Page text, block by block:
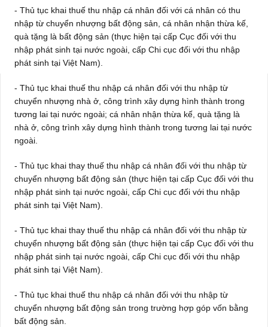
- Thủ tục khai thuế thu nhập cá nhân đối với cá nhân có thu
nhập từ chuyển nhượng bất động sản, cá nhân nhận thừa kế,
quà tặng là bất động sản (thực hiện tại cấp Cục đối với thu
nhập phát sinh tại nước ngoài, cấp Chi cục đối với thu nhập
phát sinh tại Việt Nam).
- Thủ tục khai thuế thu nhập cá nhân đối với thu nhập từ
chuyển nhượng nhà ở, công trình xây dựng hình thành trong
tương lai tại nước ngoài; cá nhân nhận thừa kế, quà tặng là
nhà ở, công trình xây dựng hình thành trong tương lai tại nước
ngoài.
- Thủ tục khai thay thuế thu nhập cá nhân đối với thu nhập từ
chuyển nhượng bất động sản (thực hiện tại cấp Cục đối với thu
nhập phát sinh tại nước ngoài, cấp Chi cục đối với thu nhập
phát sinh tại Việt Nam).
- Thủ tục khai thay thuế thu nhập cá nhân đối với thu nhập từ
chuyển nhượng bất động sản (thực hiện tại cấp Cục đối với thu
nhập phát sinh tại nước ngoài, cấp Chi cục đối với thu nhập
phát sinh tại Việt Nam).
- Thủ tục khai thuế thu nhập cá nhân đối với thu nhập từ
chuyển nhượng bất động sản trong trường hợp góp vốn bằng
bất động sản.